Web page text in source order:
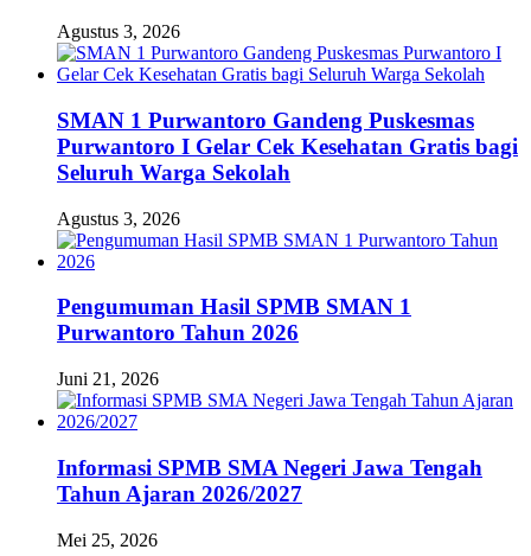
Agustus 3, 2026
SMAN 1 Purwantoro Gandeng Puskesmas
Purwantoro I Gelar Cek Kesehatan Gratis bagi
Seluruh Warga Sekolah
Agustus 3, 2026
Pengumuman Hasil SPMB SMAN 1
Purwantoro Tahun 2026
Juni 21, 2026
Informasi SPMB SMA Negeri Jawa Tengah
Tahun Ajaran 2026/2027
Mei 25, 2026